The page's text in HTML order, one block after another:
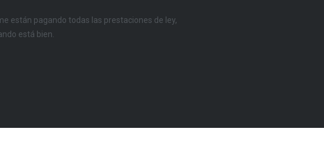
están pagando todas las prestaciones de ley,
está bien.